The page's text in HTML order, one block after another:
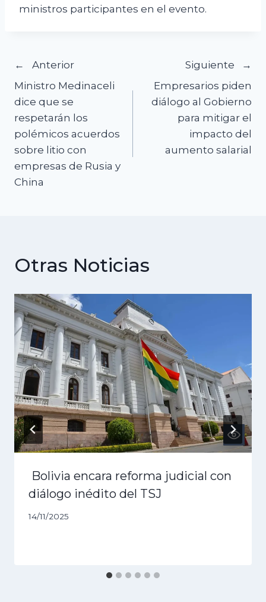
ministros participantes en el evento.
Navegación
de
entradas
Anterior
Ministro Medinaceli
dice que se
respetarán los
polémicos acuerdos
sobre litio con
empresas de Rusia y
China
Siguiente
Empresarios piden
diálogo al Gobierno
para mitigar el
impacto del
aumento salarial
Otras Noticias
Bolivia encara reforma judicial con
diálogo inédito del TSJ
14/11/2025